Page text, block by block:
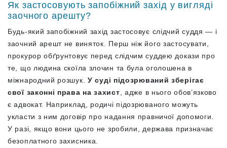
Як застосовують запобіжний захід у вигляді
заочного арешту?
Будь-який запобіжний захід застосовує слідчий суддя — і
заочний арешт не виняток. Перш ніж його застосувати,
прокурор обґрунтовує перед слідчим суддею докази про
те, що людина скоїла злочин та була оголошена в
міжнародний розшук.
У суді підозрюваний зберігає
свої законні права на захист , адже в нього обов’язково
є адвокат. Наприклад, родичі підозрюваного можуть
укласти з ним договір про надання правничої допомоги.
У разі, якщо вони цього не зробили, держава призначає
безоплатного захисника.